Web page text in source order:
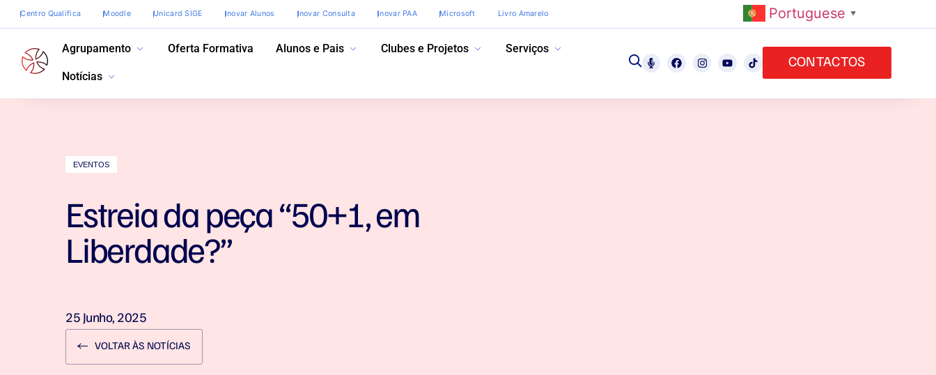
Centro Qualifica Moodle Unicard SIGE Inovar Alunos Inovar Consulta Inovar PAA Microsoft Livro Amarelo Portuguese ▼
Agrupamento Oferta Formativa Alunos e Pais Clubes e Projetos Serviços
Notícias
CONTACTOS
EVENTOS
Estreia da peça “50+1, em
Liberdade?”
25 Junho, 2025
VOLTAR ÀS NOTÍCIAS